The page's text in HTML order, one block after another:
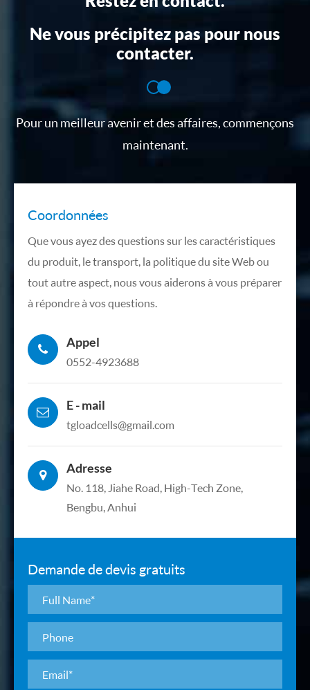
Ne vous précipitez pas pour nous
contacter.
Pour un meilleur avenir et des affaires, commençons
maintenant.
Coordonnées
Que vous ayez des questions sur les caractéristiques
du produit, le transport, la politique du site Web ou
tout autre aspect, nous vous aiderons à vous préparer
à répondre à vos questions.
Appel
0552-4923688
E - mail
tgloadcells@gmail.com
Adresse
No. 118, Jiahe Road, High-Tech Zone,
Bengbu, Anhui
Demande de devis gratuits